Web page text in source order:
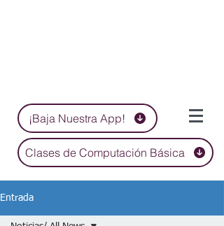
¡Baja Nuestra App!
Clases de Computación Básica
Entrada